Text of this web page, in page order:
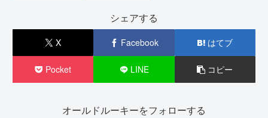
シェアする
X Facebook はてブ
Pocket LINE コピー
オールドルーキーをフォローする